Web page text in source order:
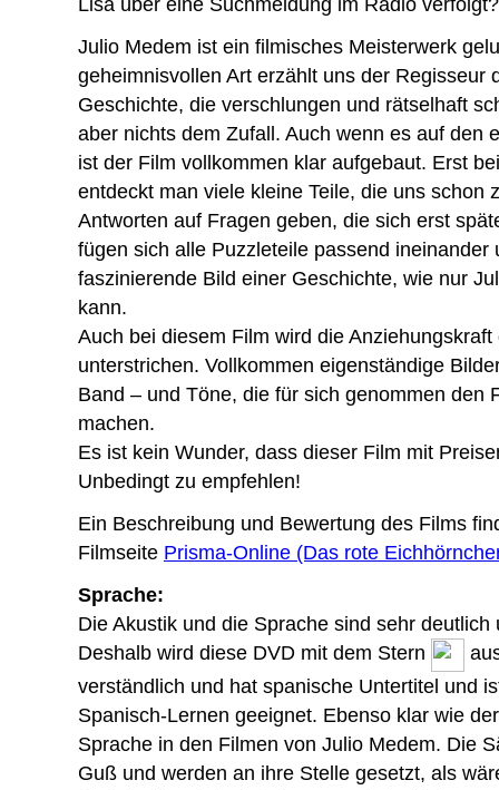
Lisa über eine Suchmeldung im Radio verfolgt?
Julio Medem ist ein filmisches Meisterwerk
geheimnisvollen Art erzählt uns der Regisseur
Geschichte, die verschlungen und rätselhaft
aber nichts dem Zufall. Auch wenn es auf den
ist der Film vollkommen klar aufgebaut. Erst
entdeckt man viele kleine Teile, die uns schon
Antworten auf Fragen geben, die sich erst
fügen sich alle Puzzleteile passend ineinander
faszinierende Bild einer Geschichte, wie nur
kann.
Auch bei diesem Film wird die
unterstrichen. Vollkommen eigenständige
Band – und Töne, die für sich genommen den
machen.
Es ist kein Wunder, dass dieser Film mit
Unbedingt zu empfehlen!
Ein Beschreibung und Bewertung des Films
Filmseite Prisma-Online (Das rote
Sprache:
Die Akustik und die Sprache sind sehr
Deshalb wird diese DVD mit dem Stern
verständlich und hat spanische Untertitel und
Spanisch-Lernen geeignet. Ebenso klar wie
Sprache in den Filmen von Julio Medem. Die
Guß und werden an ihre Stelle gesetzt, als